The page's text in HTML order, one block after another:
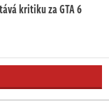
kritiku za GTA 6